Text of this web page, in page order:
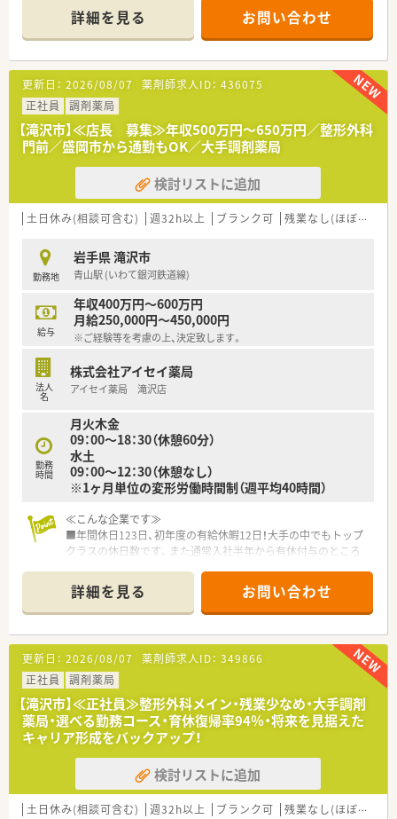
＊------------------------------------------＊
【店舗情報と応需状況について】
■JR大船渡線およびJR東北本線の一ノ関駅から車で8分ほどの
場所に位置しお車での通勤に大変便利な調剤薬局です。
■近隣医療機関から内科や消化器科や小児科などの処方箋を1日
あたり50枚から60枚程度応需して地域医療に貢献しています。
■現在は常勤薬剤師が2名と医療事務スタッフが2名在籍してお
り協力しながら日々の調剤業務や患者様対応を行っておりま
す。
【法人特徴について】
■岩手県内に本社を置き地域に根差した店舗展開を続けている
チェーン薬局であり今後の成長も見込まれる優良な企業です。
異動や無理な働き方を強いることはなく安心して勤務可能で
す。
■経営陣と社員の距離が近くコミュニケーションが活発であり
風通しの良い環境の中でモチベーション高く働くことができま
す。
【こんな方にオススメ】
たい方に最適です。
■自身の努力や貢献が正当に評価され、しっかりと給与に反映さ
■幅広い業務経験を通じて、薬剤師としてさらなるスキルアップ
を目指したい方におすすめです。
詳細を見る お問い合わせ
更新日： 2026/08/07 薬剤師求人ID： 436075
正社員
調剤薬局
【滝沢市】≪店長 募集≫年収500万円～650万円／整形外科
門前／盛岡市から通勤もOK／大手調剤薬局
検討リストに追加
土日休み(相談可含む) 週32h以上 ブランク可 残業なし(ほぼなし含む)
勤務地
岩手県 滝沢市
青山駅 (いわて銀河鉄道線)
給与
年収400万円～600万円
月給250,000円～450,000円
※ご経験等を考慮の上、決定致します。
法人
名
株式会社アイセイ薬局
アイセイ薬局 滝沢店
勤務
時間
月火木金
09：00～18：30（休憩60分）
水土
09：00～12：30（休憩なし）
※1ヶ月単位の変形労働時間制（週平均40時間）
≪こんな企業です≫
■年間休日123日、初年度の有給休暇12日！大手の中でもトップ
クラスの休日数です。また通常入社半年から有休付与のところ
です。
■有休消化率92％と高く、みんなで助け合い取得するという社
風が恒常化しています！
■育休はお子様が3歳になる迄、時短制度はお子様が小学生にな
るまで取得を延長する事が可能です。
■財形貯蓄、インフルエンザ補助制度、確定拠出年金など様々制
度があります。将来に向け安心して就業できます。
■医療モールを中心として、病院門前・クリニック門前など様々
なタイプの店舗があります
■1つの会社にいながら、色んな店舗を経験することが出来ま
す！
■ノルマなども無くノビノビと成長する環境を意識している為、
非常に働きやすい社風です。
■毎年新卒を採用している企業のため未経験者へのフォロー体
制はバッチリ◎
詳細を見る お問い合わせ
更新日： 2026/08/07 薬剤師求人ID： 349866
正社員
調剤薬局
【滝沢市】≪正社員≫整形外科メイン・残業少なめ・大手調剤
薬局・選べる勤務コース・育休復帰率94％・将来を見据えた
キャリア形成をバックアップ！
検討リストに追加
土日休み(相談可含む) 週32h以上 ブランク可 残業なし(ほぼなし含む)